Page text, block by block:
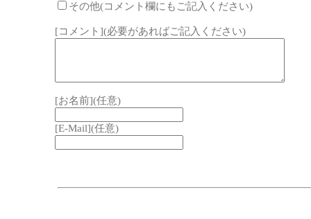
その他(コメント欄にもご記入ください)
[コメント](必要があればご記入ください)
[お名前](任意)
[E-Mail](任意)